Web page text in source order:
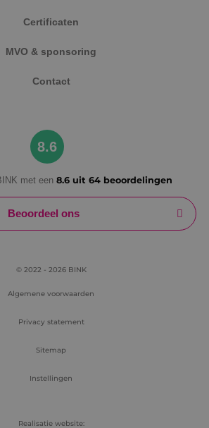
Certificaten
MVO & sponsoring
Contact
8.6
met een 8.6 uit 64 beoordelingen
Beoordeel ons
© 2022 - 2026 BINK
Algemene voorwaarden
Privacy statement
Sitemap
Instellingen
Realisatie website:
weken